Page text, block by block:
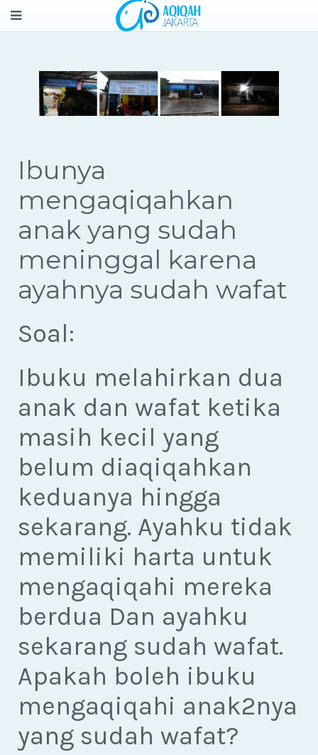
Ibunya
mengaqiqahkan
anak yang sudah
meninggal karena
ayahnya sudah wafat
Soal:
Ibuku melahirkan dua
anak dan wafat ketika
masih kecil yang
belum diaqiqahkan
keduanya hingga
sekarang. Ayahku tidak
memiliki harta untuk
mengaqiqahi mereka
berdua Dan ayahku
sekarang sudah wafat.
Apakah boleh ibuku
mengaqiqahi anak2nya
yang sudah wafat?